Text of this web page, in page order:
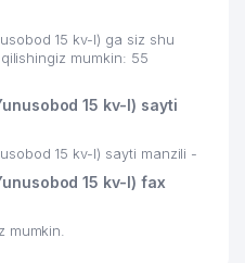
15 kv-l) ga siz shu
mumkin: 55
15 kv-l) sayti
15 kv-l) sayti manzili -
15 kv-l) fax
mumkin.